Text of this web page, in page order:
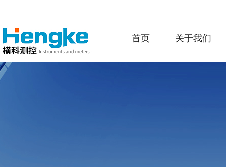
首页 关于我们